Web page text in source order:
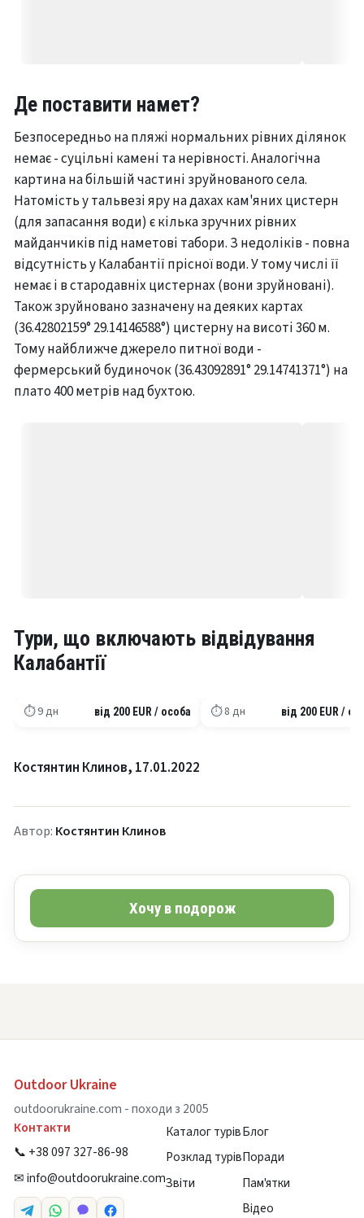
Де поставити намет?
Безпосередньо на пляжі нормальних рівних ділянок
немає - суцільні камені та нерівності. Аналогічна
картина на більшій частині зруйнованого села.
Натомість у тальвезі яру на дахах кам'яних цистерн
(для запасання води) є кілька зручних рівних
майданчиків під наметові табори. З недоліків - повна
відсутність у Калабантії прісної води. У тому числі її
немає і в стародавніх цистернах (вони зруйновані).
Також зруйновано зазначену на деяких картах
(36.42802159° 29.14146588°) цистерну на висоті 360 м.
Тому найближче джерело питної води -
фермерський будиночок (36.43092891° 29.14741371°) на
плато 400 метрів над бухтою.
Тури, що включають відвідування
Калабантії
⏱ 9 дн
від 200 EUR / особа
⏱ 8 дн
від 200 EUR /
Костянтин Клинов, 17.01.2022
Автор: Костянтин Клинов
Хочу в подорож
Outdoor Ukraine
outdoorukraine.com - походи з 2005
Контакти
📞 +38 097 327-86-98
✉info@outdoorukraine.com
Каталог турів
Розклад турів
Звіти
Блог
Поради
Пам'ятки
Відео